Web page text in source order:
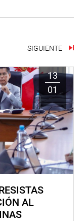
SIGUIENTE
13
01
AL